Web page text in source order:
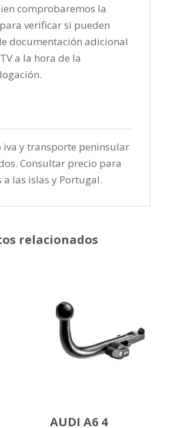
comprobaremos la
verificar si pueden
documentación adicional
a la hora de la
iva y transporte peninsular
Consultar precio para
a las islas y Portugal.
relacionados
AUDI A6 4